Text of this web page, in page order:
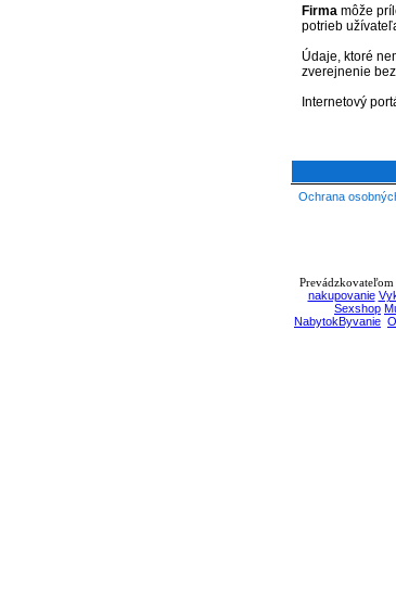
Firma môže
potrieb
Údaje, ktoré
zverejnenie
Internetový
Ochrana
nakupovanie
Sexshop
NabytokByvanie